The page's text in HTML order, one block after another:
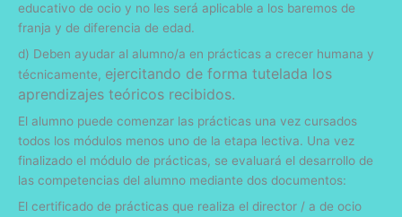
educativo de ocio y no les será aplicable a los baremos de
franja y de diferencia de edad.
d) Deben ayudar al alumno/a en prácticas a crecer humana y
técnicamente, ejercitando de forma tutelada los
aprendizajes teóricos recibidos.
El alumno puede comenzar las prácticas una vez cursados ​​
todos los módulos menos uno de la etapa lectiva. Una vez
finalizado el módulo de prácticas, se evaluará el desarrollo de
las competencias del alumno mediante dos documentos:
El certificado de prácticas que realiza el director / a de ocio